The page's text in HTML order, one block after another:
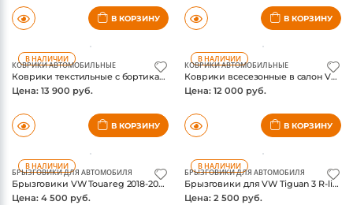
КОВРИКИ АВТОМОБИЛЬНЫЕ
Коврики текстильные с бортиками VW Teramont Pro 2025-, оригинал
Цена: 13 900 руб.
КОВРИКИ АВТОМОБИЛЬНЫЕ
Коврики всесезонные в салон VW Tavendor, петельчатые, оригинал FAW-VW
Цена: 12 000 руб.
БРЫЗГОВИКИ ДЛЯ АВТОМОБИЛЯ
Брызговики VW Touareg 2018-2025, комплект 4шт
Цена: 4 500 руб.
БРЫЗГОВИКИ ДЛЯ АВТОМОБИЛЯ
Брызговики для VW Tiguan 3 R-line, комплект
Цена: 2 500 руб.